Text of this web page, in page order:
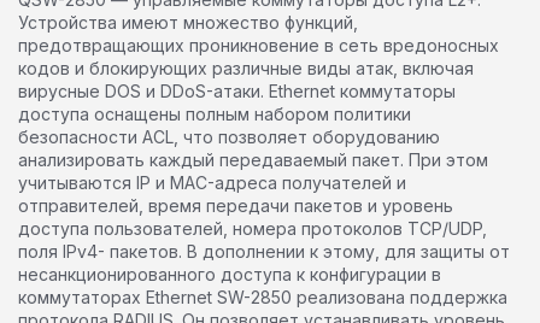
Устройства имеют множество функций,
предотвращающих проникновение в сеть вредоносных
кодов и блокирующих различные виды атак, включая
вирусные DOS и DDoS-атаки. Ethernet коммутаторы
доступа оснащены полным набором политики
безопасности ACL, что позволяет оборудованию
анализировать каждый передаваемый пакет. При этом
учитываются IP и MAC-адреса получателей и
отправителей, время передачи пакетов и уровень
доступа пользователей, номера протоколов TCP/UDP,
поля IPv4- пакетов. В дополнении к этому, для защиты от
несанкционированного доступа к конфигурации в
коммутаторах Ethernet SW-2850 реализована поддержка